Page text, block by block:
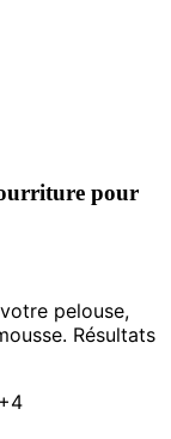
pour
pelouse,
Résultats
+4